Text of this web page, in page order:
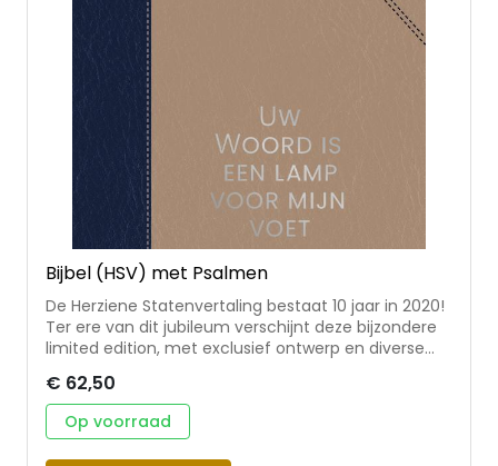
Bijbel (HSV) met Psalmen
De Herziene Statenvertaling bestaat 10 jaar in 2020!
Ter ere van dit jubileum verschijnt deze bijzondere
limited edition, met exclusief ontwerp en diverse
bekeken. In deze uitgave in compact formaat (10x15
cm) vind je de complete bijbeltekst van de HSV,
plus de berijmde Psalmen 1773, enige gezangen, de
geloofsbelijdenissen en formulieren. Het flexibele
€ 62,50
Op voorraad